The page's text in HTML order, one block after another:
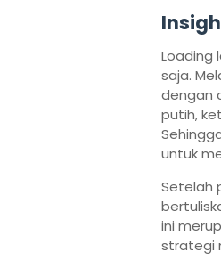
Loading
saja.
dengan
putih,
untuk
Setelah
ini
strategi